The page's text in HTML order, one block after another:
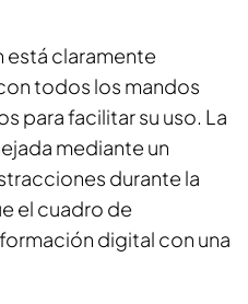
claramente
todos los mandos
para facilitar su uso. La
mediante un
durante la
el cuadro de
digital con una